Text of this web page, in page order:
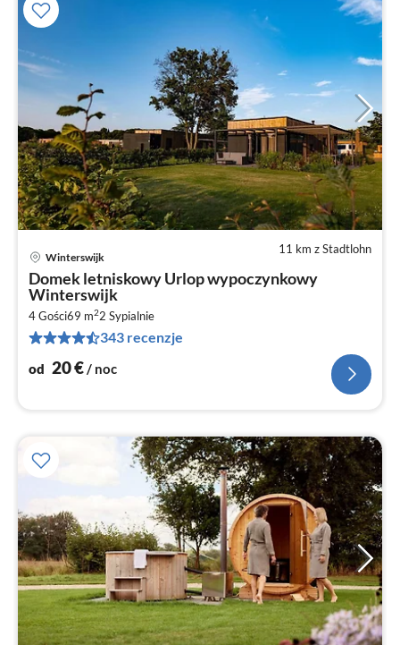
11 km z Stadtlohn
Winterswijk
Domek letniskowy Urlop wypoczynkowy
Winterswijk
4 Gości69 m22 Sypialnie
343 recenzje
od 20€/ noc